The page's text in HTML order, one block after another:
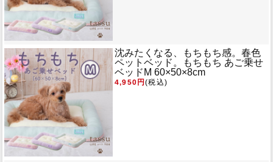
沈みたくなる、もちもち感。春色
ペットベッド。
もちもち あご乗せ
ベッドM 60×50×8cm
4,950円(税込)